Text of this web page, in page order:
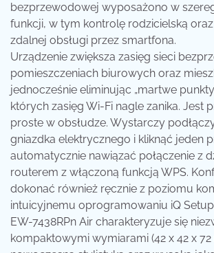
bezprzewodowej wyposażono w
funkcji, w tym kontrolę rodzicielską
zdalnej obsługi przez smartfona.
Urządzenie zwiększa zasięg sieci
pomieszczeniach biurowych oraz
jednocześnie eliminując „martwe
których zasięg Wi-Fi nagle zanika. Jest
proste w obsłudze. Wystarczy
gniazdka elektrycznego i kliknąć jeden
automatycznie nawiązać połączenie z
routerem z włączoną funkcją WPS.
dokonać również ręcznie z poziomu
intuicyjnemu oprogramowaniu iQ
EW-7438RPn Air charakteryzuje się
kompaktowymi wymiarami (42 x 42 x 72